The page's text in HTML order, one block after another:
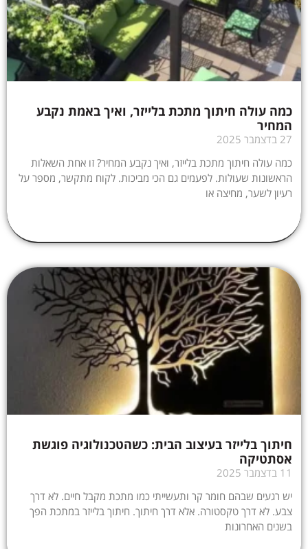
כמה עולה חיתוך מתכת בלייזר, ואיך באמת נקבע
המחיר
27 בדצמבר 2025
כמה עולה חיתוך מתכת בלייזר, ואיך נקבע המחיר? זו אחת השאלות
הראשונות שעולות. לפעמים גם הכי מביכות. לקוח מתקשר, מספר על
רעיון לשער, מחיצה או
חיתוך בלייזר בעיצוב הבית: כשהטכנולוגיה פוגשת
אסתטיקה
11 בדצמבר 2025
יש רגעים שבהם חומר קר ותעשייתי כמו מתכת מקבל חיים. לא דרך
צבע. לא דרך טקסטורה. אלא דרך חיתוך. חיתוך בלייזר במתכת הפך
בשנים האחרונות